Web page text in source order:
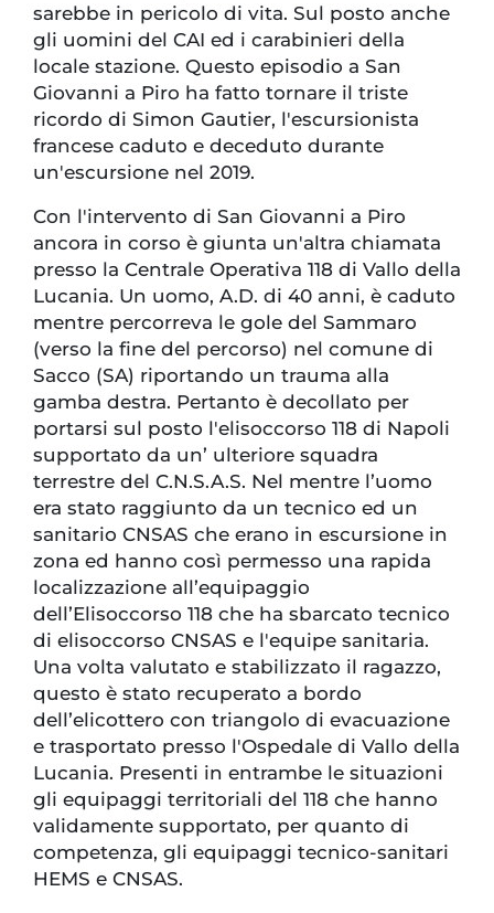
sarebbe in pericolo di vita. Sul posto anche
gli uomini del CAI ed i carabinieri della
locale stazione. Questo episodio a San
Giovanni a Piro ha fatto tornare il triste
ricordo di Simon Gautier, l'escursionista
francese caduto e deceduto durante
un'escursione nel 2019.
Con l'intervento di San Giovanni a Piro
ancora in corso è giunta un'altra chiamata
presso la Centrale Operativa 118 di Vallo della
Lucania. Un uomo, A.D. di 40 anni, è caduto
mentre percorreva le gole del Sammaro
(verso la fine del percorso) nel comune di
Sacco (SA) riportando un trauma alla
gamba destra. Pertanto è decollato per
portarsi sul posto l'elisoccorso 118 di Napoli
supportato da un’ ulteriore squadra
terrestre del C.N.S.A.S. Nel mentre l’uomo
era stato raggiunto da un tecnico ed un
sanitario CNSAS che erano in escursione in
zona ed hanno così permesso una rapida
localizzazione all’equipaggio
dell’Elisoccorso 118 che ha sbarcato tecnico
di elisoccorso CNSAS e l'equipe sanitaria.
Una volta valutato e stabilizzato il ragazzo,
questo è stato recuperato a bordo
dell’elicottero con triangolo di evacuazione
e trasportato presso l'Ospedale di Vallo della
Lucania. Presenti in entrambe le situazioni
gli equipaggi territoriali del 118 che hanno
validamente supportato, per quanto di
competenza, gli equipaggi tecnico-sanitari
HEMS e CNSAS.